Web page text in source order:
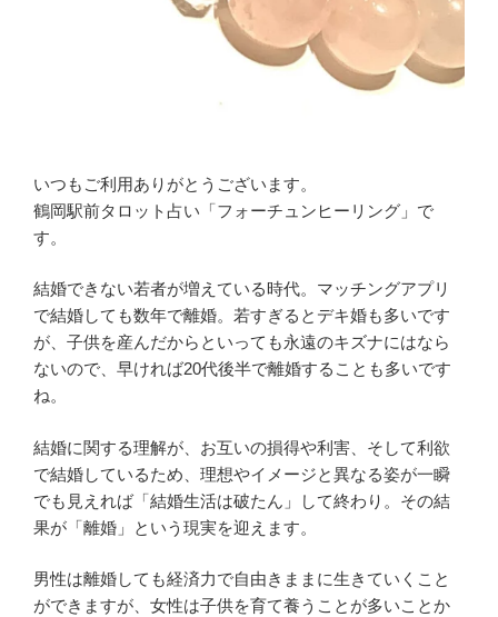
いつもご利用ありがとうございます。
鶴岡駅前タロット占い「フォーチュンヒーリング」で
す。
結婚できない若者が増えている時代。マッチングアプリ
で結婚しても数年で離婚。若すぎるとデキ婚も多いです
が、子供を産んだからといっても永遠のキズナにはなら
ないので、早ければ20代後半で離婚することも多いです
ね。
結婚に関する理解が、お互いの損得や利害、そして利欲
で結婚しているため、理想やイメージと異なる姿が一瞬
でも見えれば「結婚生活は破たん」して終わり。その結
果が「離婚」という現実を迎えます。
男性は離婚しても経済力で自由きままに生きていくこと
ができますが、女性は子供を育て養うことが多いことか